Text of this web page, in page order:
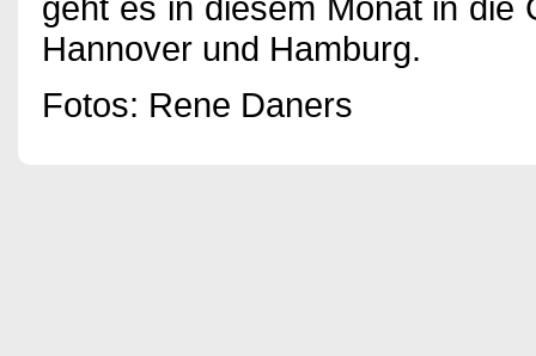
Hannover und Hamburg.
Fotos: Rene Daners